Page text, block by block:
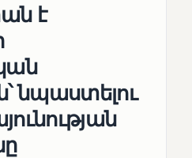
է
նպաստելու